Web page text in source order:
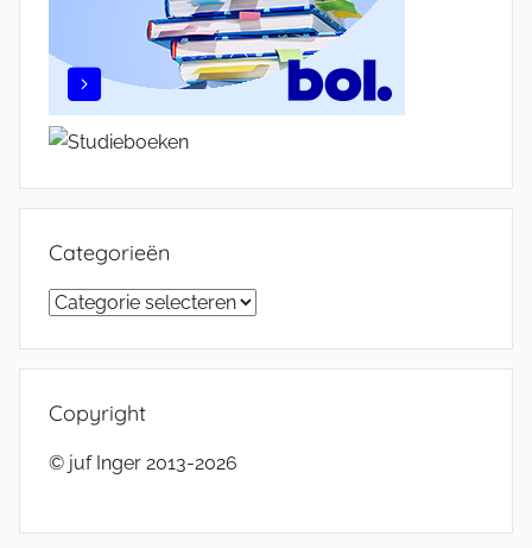
Categorieën
Categorieën
Copyright
© juf Inger 2013-2026